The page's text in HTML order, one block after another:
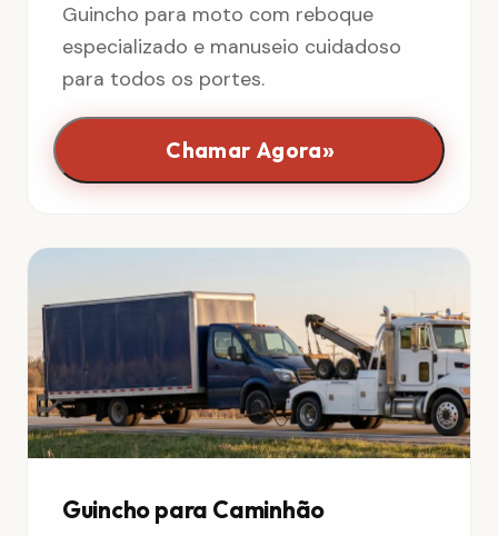
Guincho para moto com reboque
especializado e manuseio cuidadoso
para todos os portes.
Chamar Agora»
Guincho para Caminhão